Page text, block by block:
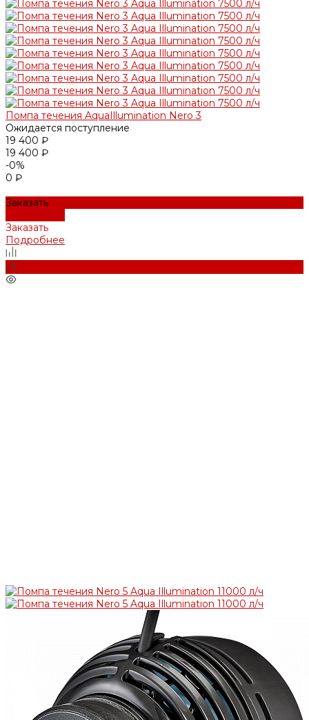
Помпа течения AquaIllumination Nero 3
Ожидается поступление
19 400 ₽
19 400 ₽
-0%
0 ₽
Заказать
Заказать
Подробнее